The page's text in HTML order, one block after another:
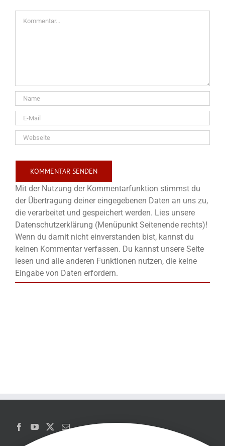
Mit der Nutzung der Kommentarfunktion stimmst du
der Übertragung deiner eingegebenen Daten an uns zu,
die verarbeitet und gespeichert werden. Lies unsere
Datenschutzerklärung (Menüpunkt Seitenende rechts)!
Wenn du damit nicht einverstanden bist, kannst du
keinen Kommentar verfassen. Du kannst unsere Seite
lesen und alle anderen Funktionen nutzen, die keine
Eingabe von Daten erfordern.